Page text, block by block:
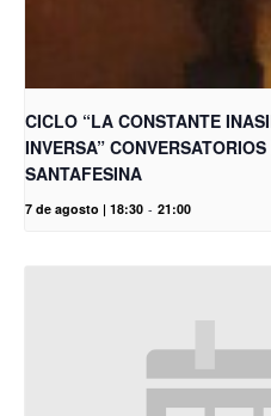
CICLO “LA CONSTANTE
INVERSA”
SANTAFESINA
7 de agosto | 18:30 - 21:00